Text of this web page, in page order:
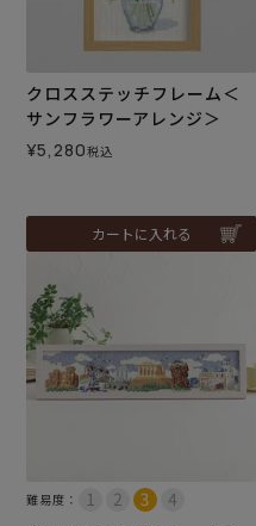
クロスステッチフレーム＜
サンフラワーアレンジ＞
¥5,280税込
カートに入れる
難易度：